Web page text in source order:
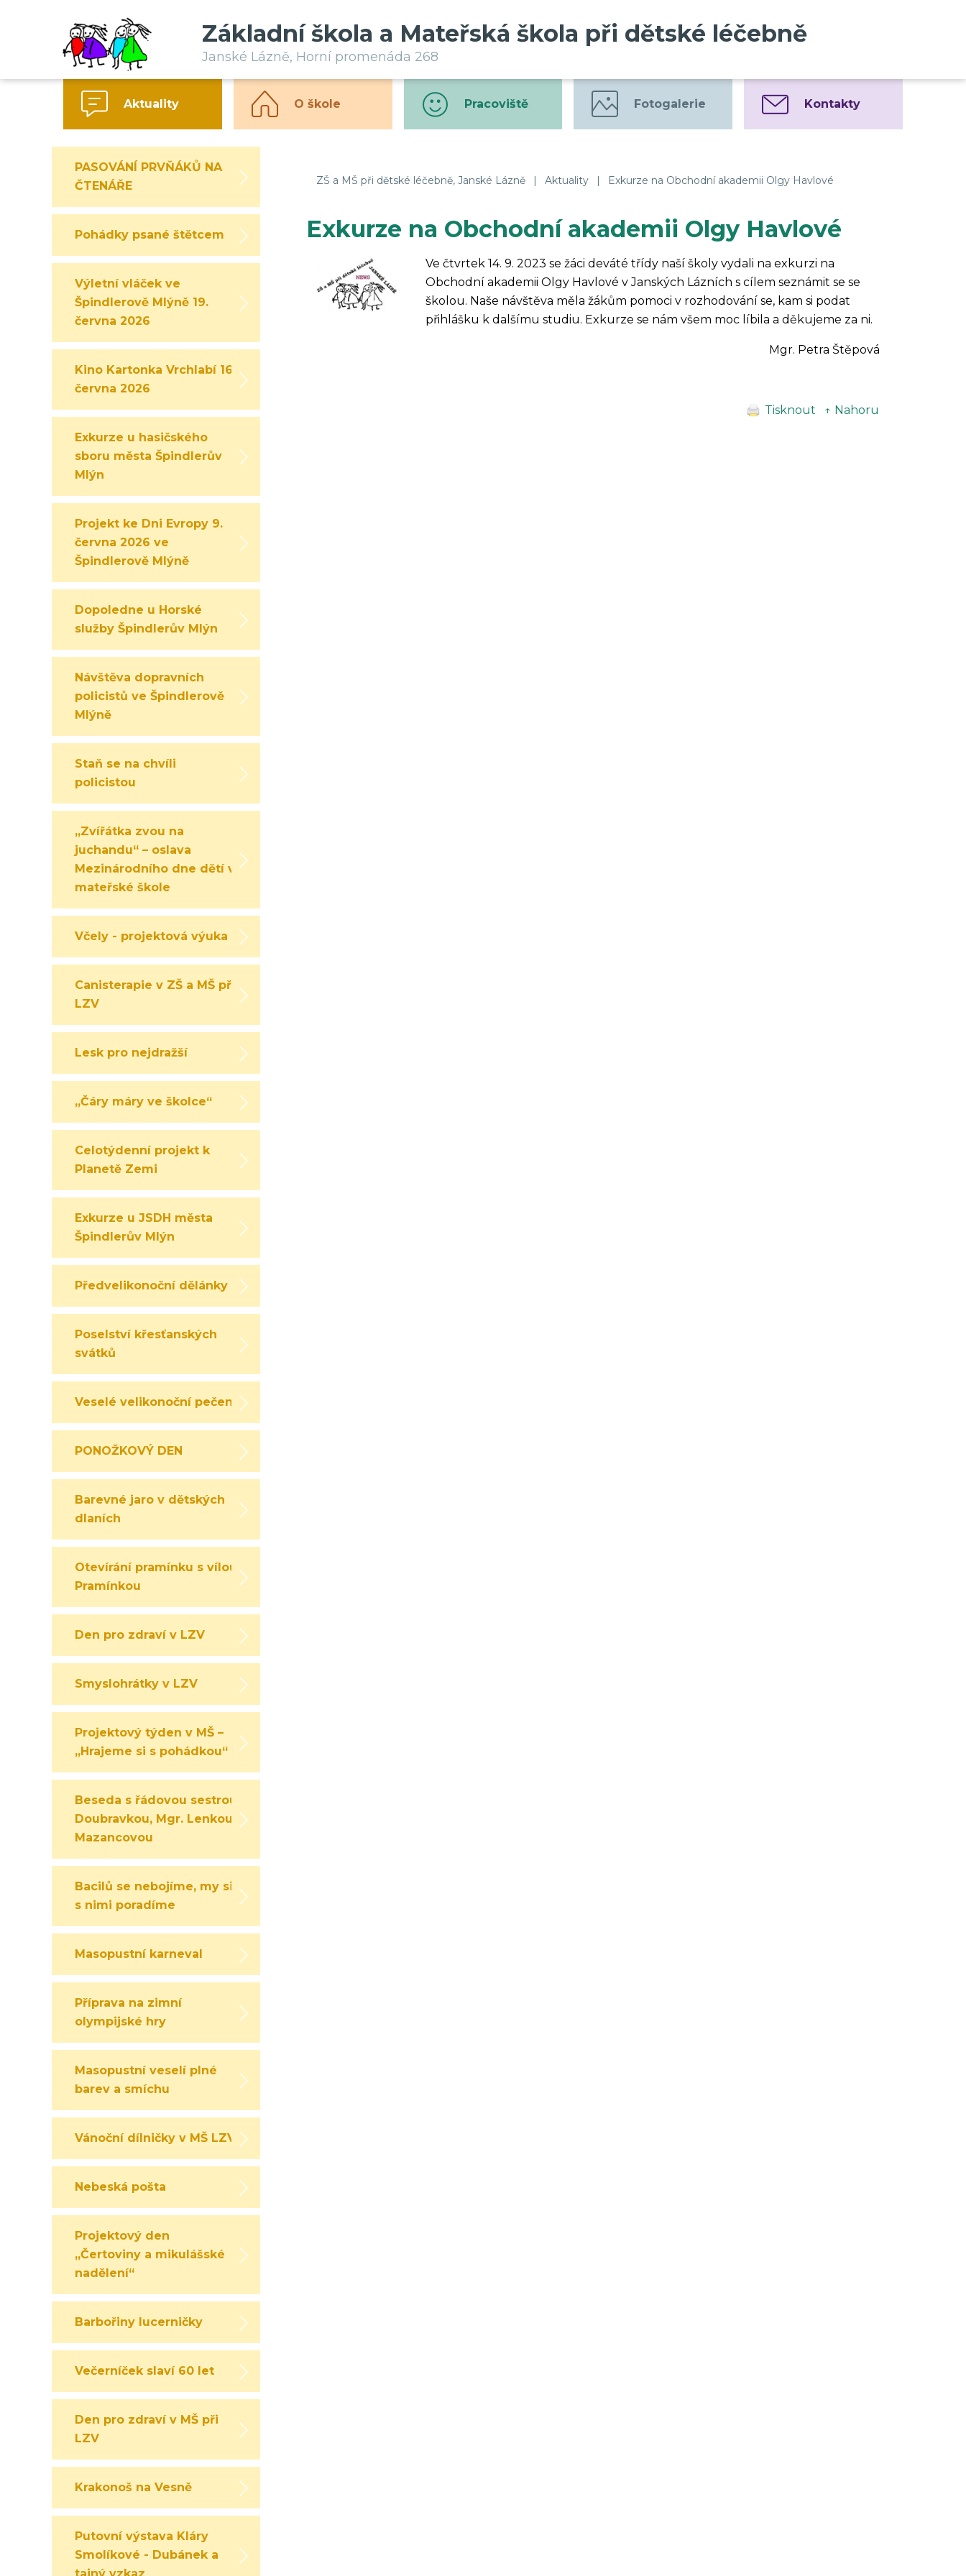
Základní škola a Mateřská škola při dětské léčebně
Janské Lázně, Horní promenáda 268
Aktuality O škole Pracoviště Fotogalerie Kontakty
ZŠ a MŠ při dětské léčebně, Janské Lázně | Aktuality | Exkurze na Obchodní akademii Olgy Havlové
Exkurze na Obchodní akademii Olgy Havlové
Ve čtvrtek 14. 9. 2023 se žáci deváté třídy naší školy vydali na exkurzi na
Obchodní akademii Olgy Havlové v Janských Lázních s cílem seznámit se se
školou. Naše návštěva měla žákům pomoci v rozhodování se, kam si podat
přihlášku k dalšímu studiu. Exkurze se nám všem moc líbila a děkujeme za ni.
Mgr. Petra Štěpová
Tisknout ↑ Nahoru
PASOVÁNÍ PRVŇÁKŮ NA
ČTENÁŘE
Pohádky psané štětcem
Výletní vláček ve
Špindlerově Mlýně 19.
června 2026
Kino Kartonka Vrchlabí 16.
června 2026
Exkurze u hasičského
sboru města Špindlerův
Mlýn
Projekt ke Dni Evropy 9.
června 2026 ve
Špindlerově Mlýně
Dopoledne u Horské
služby Špindlerův Mlýn
Návštěva dopravních
policistů ve Špindlerově
Mlýně
Staň se na chvíli
policistou
„Zvířátka zvou na
juchandu“ – oslava
Mezinárodního dne dětí v
mateřské škole
Včely - projektová výuka
Canisterapie v ZŠ a MŠ při
LZV
Lesk pro nejdražší
„Čáry máry ve školce“
Celotýdenní projekt k
Planetě Zemi
Exkurze u JSDH města
Špindlerův Mlýn
Předvelikonoční dělánky
Poselství křesťanských
svátků
Veselé velikonoční pečení
PONOŽKOVÝ DEN
Barevné jaro v dětských
dlaních
Otevírání pramínku s vílou
Pramínkou
Den pro zdraví v LZV
Smyslohrátky v LZV
Projektový týden v MŠ –
„Hrajeme si s pohádkou“
Beseda s řádovou sestrou
Doubravkou, Mgr. Lenkou
Mazancovou
Bacilů se nebojíme, my si
s nimi poradíme
Masopustní karneval
Příprava na zimní
olympijské hry
Masopustní veselí plné
barev a smíchu
Vánoční dílničky v MŠ LZV
Nebeská pošta
Projektový den
„Čertoviny a mikulášské
nadělení“
Barbořiny lucerničky
Večerníček slaví 60 let
Den pro zdraví v MŠ při
LZV
Krakonoš na Vesně
Putovní výstava Kláry
Smolíkové - Dubánek a